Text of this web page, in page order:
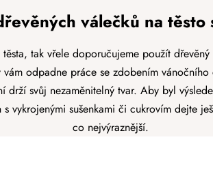
y
v
ý
p
i
s
u
válečků na těsto
tak vřele doporučujeme použít
odpadne práce se zdobením
drží svůj nezaměnitelný tvar. Aby byl
s vykrojenými sušenkami či cukrovím dejte
co nejvýraznější.